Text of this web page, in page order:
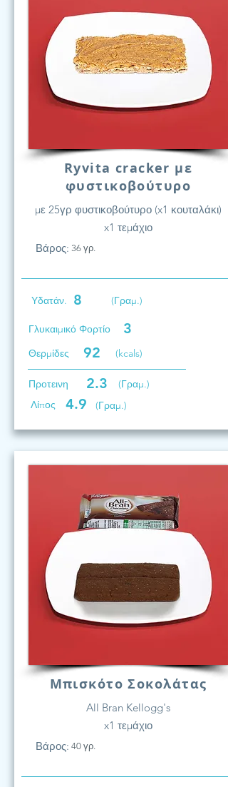
Ryvita cracker με
φυστικοβούτυρο
με 25γρ φυστικοβούτυρο (x1 κουταλάκι)
x1 τεμάχιο
Βάρος: 36 γρ.
Υδατάν. 8 (Γραμ.)
Γλυκαιμικό Φορτίο 3
Θερμίδες 92 (kcals)
Προτεινη 2.3
(Γραμ.)
Λίπος
4.9 (Γραμ.)
Μπισκότο Σοκολάτας
All Bran Kellogg's
x1 τεμάχιο
Βάρος: 40 γρ.